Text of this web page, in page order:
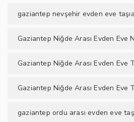
gaziantep nevşehir evden eve
Gaziantep Niğde Arası Evden Eve
Gaziantep Niğde Arası Evden Eve
Gaziantep Niğde Arası Evden Eve
gaziantep ordu arası evden eve